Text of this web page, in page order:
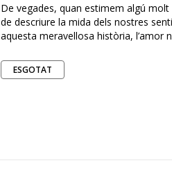
De vegades, quan estimem algú
de descriure la mida dels nostres
aquesta meravellosa història, l’amor
ESGOTAT